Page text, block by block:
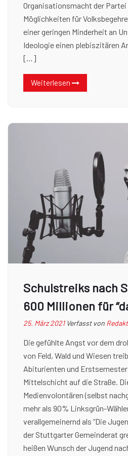
Organisationsmacht der Partei
Möglichkeiten für
einer geringen Minderheit an
Ideologie einen plebiszitären
[…]
Weiterlesen
Schulstreiks nach
600 Millionen für
25. März 2021 Verfasst von
Die gefühlte Angst vor dem
von Feld, Wald und Wiesen
Abiturienten und Erstsemester
Mittelschicht auf die Straße.
Medienvolontären (selbst
mehr als 90% Linksgrün-
verallgemeinernd als “Die
der Stuttgarter Gemeinderat
heißen Wunsch der Jugend